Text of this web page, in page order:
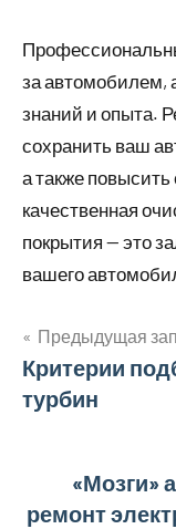
за автомобилем,
знаний и опыта.
сохранить ваш
а также
качественная
покрытия — это
вашего
по
Предыдущая
Критерии
турбин
«Мозги»
ремонт